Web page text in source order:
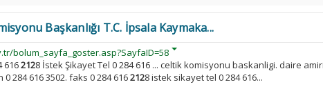
Başkanlığı T.C. İpsala Kaymaka...
bolum_sayfa_goster.asp?SayfaID=58
6162128 İstek Şikayet Tel 0 284 616 ... celtik komisyonu baskanligi. daire
284 616 3502. faks 0 284 6162128 istek sikayet tel 0 284 616...